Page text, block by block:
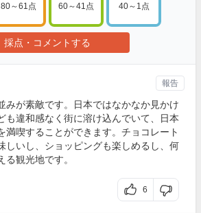
80～61点 60～41点 40～1点
採点・コメントする
みが素敵です。日本ではなかなか見かけ
も違和感なく街に溶け込んでいて、日本
満喫することができます。チョコレート
しいし、ショッピングも楽しめるし、何
る観光地です。
6
報告